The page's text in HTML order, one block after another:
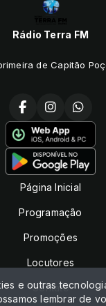
Rádio Terra FM
de Capitão
Página Inicial
Programação
Promoções
Locutores
Contato
e outras
lembrar de